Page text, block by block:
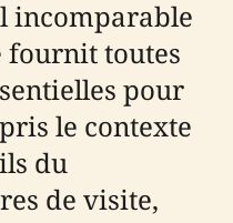
incomparable
fournit toutes
pour
le contexte
du
de visite,